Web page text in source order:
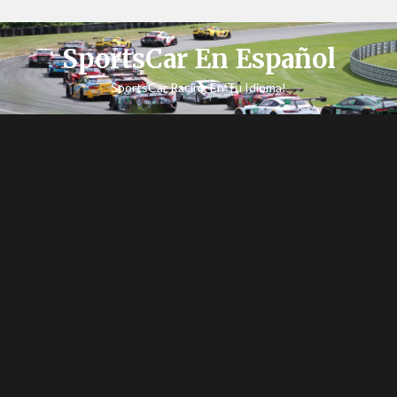
SportsCar En Español
SportsCar Racing En Tu Idioma!